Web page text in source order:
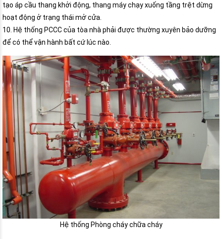
tạo áp cầu thang khởi động, thang máy chạy xuống tầng trệt dừng
hoạt động ở trạng thái mở cửa.
10. Hệ thống PCCC của tòa nhà phải được thường xuyên bảo dưỡng
để có thể vận hành bất cứ lúc nào.
Hệ thống Phòng cháy chữa cháy